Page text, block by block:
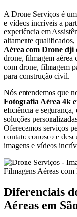
A Drone Serviços é
e vídeos incríveis a
experiência em
altamente qualificados,
Aérea com Drone dji
drone, filmagem aérea
com drone, filmagem
para construção civil.
Nós entendemos que
Fotografia Aérea 4k
eficiência e segurança,
soluções
Oferecemos serviços
contato conosco e
imagens e vídeos
Diferenciais
Aéreas em